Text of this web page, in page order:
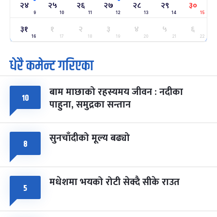
सोम फाल्गुन २४, २०८३- Mar 8, 2027
२५
मंगल
ग्याल्पो ल्होसार
फाल्गुन २५, २०८३ Mar 9, 2027
७ महिना बाँकी
७
आइत
पूर्णिमा व्रत
चैत्र ७, २०८३-Mar 21, 2027
८ फागुपूर्णिमा
चैत्र ८, २०८३-Mar 22, 2027
७ महिना बाँकी
२४
9
२५
10
२६
11
२७
12
२८
13
२९
14
३०
15
३१
16
१
17
२
18
३
19
४
20
५
21
६
22
धेरै कमेन्ट गरिएका
१० बाम माछाको रहस्यमय जीवन : नदीका
पाहुना, समुद्रका सन्तान
८ सुनचाँदीको मूल्य बढ्यो
५ मधेशमा भयको रोटी सेक्दै सीके राउत